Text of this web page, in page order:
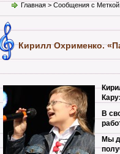
Теги ТОП
Главная > Сообщения с Меткой:
Кирилл Охрименко.
В
Мы